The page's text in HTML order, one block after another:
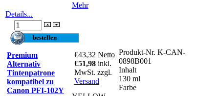
Mehr
Details...
Premium
Alternativ
Tintenpatrone
kompatibel zu
Canon PFI-102Y
€43,32 Netto
€51,98 inkl.
MwSt. zzgl.
Versand
Produkt-Nr. K-CAN-
0898B001
Inhalt
130 ml
Farbe